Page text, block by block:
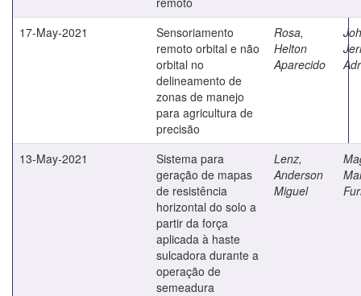
17-May-2021
Sensoriamento
remoto orbital e não
orbital no
delineamento de
zonas de manejo
para agricultura de
precisão
Rosa,
Helton
Aparecido
13-May-2021
Sistema para
geração de mapas
de resistência
horizontal do solo a
partir da força
aplicada à haste
sulcadora durante a
operação de
semeadura
Lenz,
Anderson
Miguel